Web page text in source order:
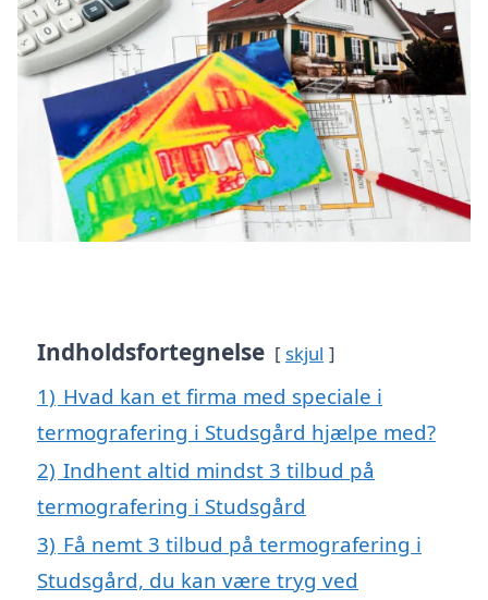
Indholdsfortegnelse skjul
1) Hvad kan et firma med speciale i
termografering i Studsgård hjælpe med?
2) Indhent altid mindst 3 tilbud på
termografering i Studsgård
3) Få nemt 3 tilbud på termografering i
Studsgård, du kan være tryg ved